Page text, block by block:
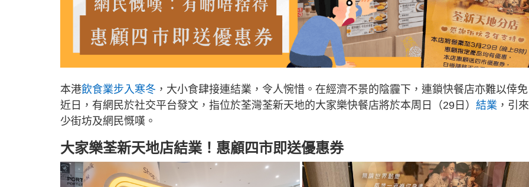
本港飲食業步入寒冬 ，大小食肆接連結業，令人惋惜。在經濟不景的陰霾下，連鎖快餐店亦難以倖
近日，有網民於社交平台發文，指位於荃灣荃新天地的大家樂快餐店將於本周日（29日） 結業 ，引
少街坊及網民慨嘆。
大家樂荃新天地店結業！惠顧四市即送優惠券